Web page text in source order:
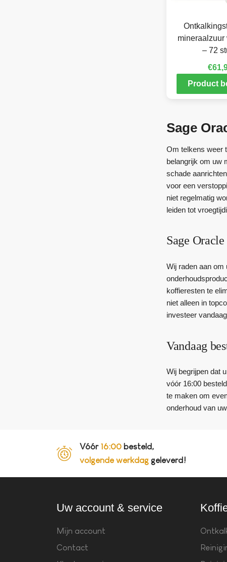
mineraalzuur
– 72
€
Product
Sage
Om telkens weer
belangrijk om uw
schade
voor een
niet regelmatig
leiden tot
Sage
Wij raden aan om
koffieresten te
niet alleen in
investeer
Vandaag
Wij begrijpen dat
vóór 16:00
te maken om
onderhoud van
Vóór 16:00 besteld,
volgende werkdag geleverd!
Uw account & service
Mijn account
Contact